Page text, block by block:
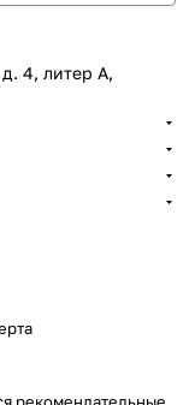
4, литер А,